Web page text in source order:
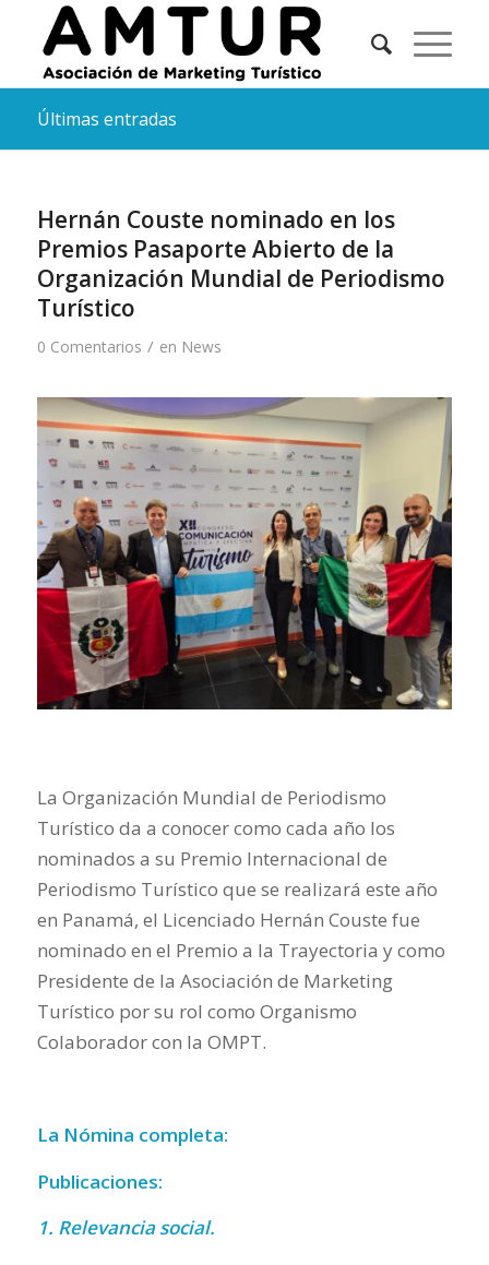
Últimas entradas
Hernán Couste nominado en los
Premios Pasaporte Abierto de la
Organización Mundial de Periodismo
Turístico
0 Comentarios / en News
La Organización Mundial de Periodismo
Turístico da a conocer como cada año los
nominados a su Premio Internacional de
Periodismo Turístico que se realizará este año
en Panamá, el Licenciado Hernán Couste fue
nominado en el Premio a la Trayectoria y como
Presidente de la Asociación de Marketing
Turístico por su rol como Organismo
Colaborador con la OMPT.
La Nómina completa:
Publicaciones:
1. Relevancia social.